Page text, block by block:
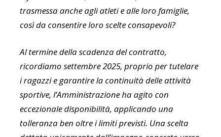
trasmessa anche agli atleti e alle loro famiglie,
così da consentire loro scelte consapevoli?
Al termine della scadenza del contratto,
ricordiamo settembre 2025, proprio per tutelare
i ragazzi e garantire la continuità delle attività
sportive, l’Amministrazione ha agito con
eccezionale disponibilità, applicando una
tolleranza ben oltre i limiti previsti. Una scelta